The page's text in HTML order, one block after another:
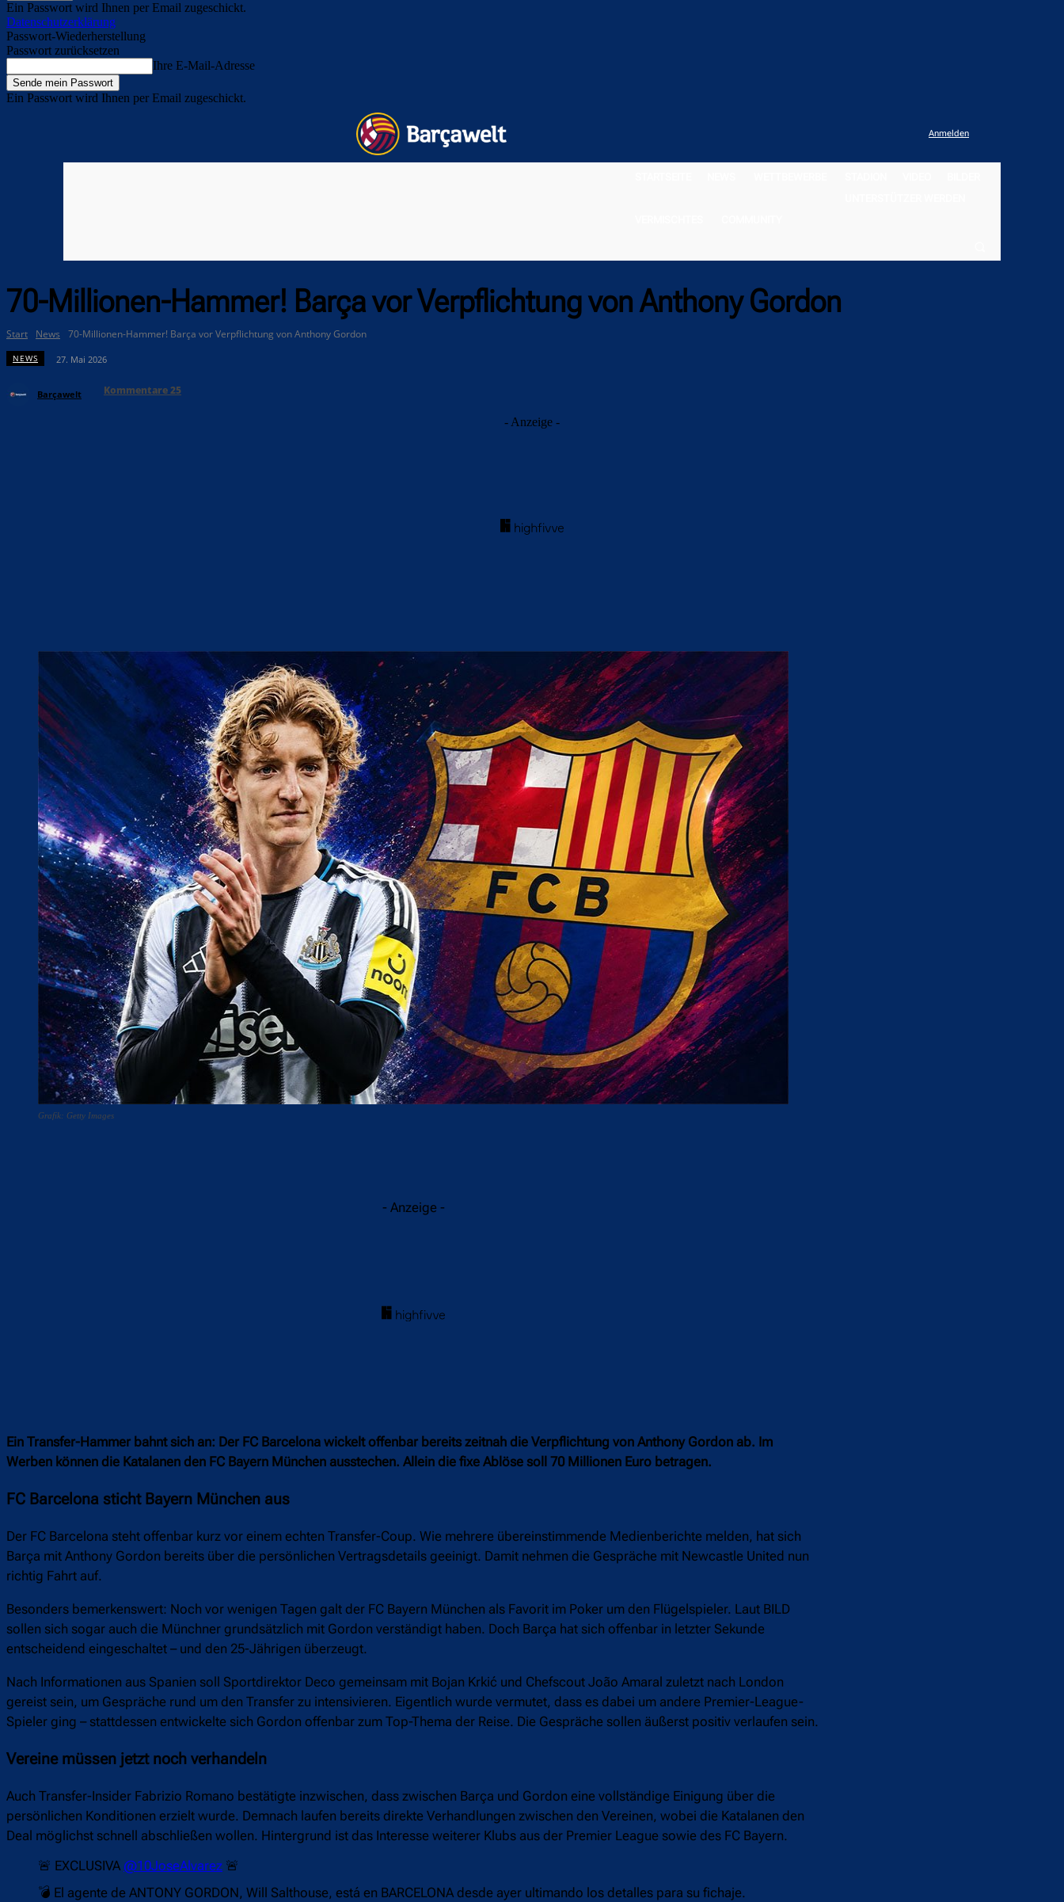
Ein Passwort wird Ihnen per Email zugeschickt.
Datenschutzerklärung
Passwort-Wiederherstellung
Passwort zurücksetzen
Ihre E-Mail-Adresse
Ein Passwort wird Ihnen per Email zugeschickt.
Anmelden
70-Millionen-Hammer! Barça vor Verpflichtung von Anthony Gordon
Start News 70-Millionen-Hammer! Barça vor Verpflichtung von Anthony Gordon
NEWS 27. Mai 2026
Barçawelt Kommentare25
- Anzeige -
Grafik: Getty Images
- Anzeige -
Ein Transfer-Hammer bahnt sich an: Der FC Barcelona wickelt offenbar bereits zeitnah die Verpflichtung von Anthony Gordon ab. Im
Werben können die Katalanen den FC Bayern München ausstechen. Allein die fixe Ablöse soll 70 Millionen Euro betragen.
FC Barcelona sticht Bayern München aus
Der FC Barcelona steht offenbar kurz vor einem echten Transfer-Coup. Wie mehrere übereinstimmende Medienberichte melden, hat sich
Barça mit Anthony Gordon bereits über die persönlichen Vertragsdetails geeinigt. Damit nehmen die Gespräche mit Newcastle United nun
richtig Fahrt auf.
Besonders bemerkenswert: Noch vor wenigen Tagen galt der FC Bayern München als Favorit im Poker um den Flügelspieler. Laut BILD
sollen sich sogar auch die Münchner grundsätzlich mit Gordon verständigt haben. Doch Barça hat sich offenbar in letzter Sekunde
entscheidend eingeschaltet – und den 25-Jährigen überzeugt.
Nach Informationen aus Spanien soll Sportdirektor Deco gemeinsam mit Bojan Krkić und Chefscout João Amaral zuletzt nach London
gereist sein, um Gespräche rund um den Transfer zu intensivieren. Eigentlich wurde vermutet, dass es dabei um andere Premier-League-
Spieler ging – stattdessen entwickelte sich Gordon offenbar zum Top-Thema der Reise. Die Gespräche sollen äußerst positiv verlaufen sein.
Vereine müssen jetzt noch verhandeln
Auch Transfer-Insider Fabrizio Romano bestätigte inzwischen, dass zwischen Barça und Gordon eine vollständige Einigung über die
persönlichen Konditionen erzielt wurde. Demnach laufen bereits direkte Verhandlungen zwischen den Vereinen, wobei die Katalanen den
Deal möglichst schnell abschließen wollen. Hintergrund ist das Interesse weiterer Klubs aus der Premier League sowie des FC Bayern.
🚨 EXCLUSIVA @10JoseAlvarez 🚨
💣 El agente de ANTONY GORDON, Will Salthouse, está en BARCELONA desde ayer ultimando los detalles para su fichaje.